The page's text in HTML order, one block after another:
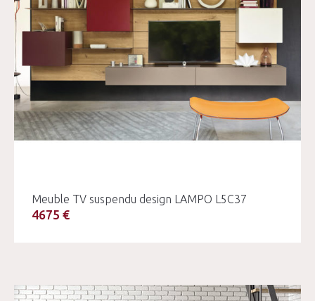
Meuble TV suspendu design LAMPO L5C37
4675 €